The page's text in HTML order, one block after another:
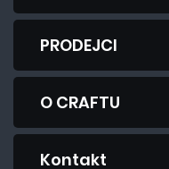
PRODEJCI
O CRAFTU
Kontakt